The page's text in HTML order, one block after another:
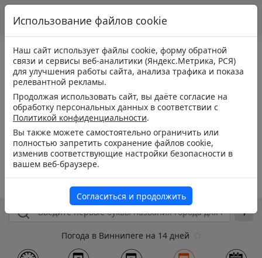
Погода в Виннипеге на 14 дней
Использование файлов cookie
Наш сайт использует файлы cookie, форму обратной
связи и сервисы веб-аналитики (Яндекс.Метрика, РСЯ)
для улучшения работы сайта, анализа трафика и показа
релевантной рекламы.
Продолжая использовать сайт, вы даёте согласие на
обработку персональных данных в соответствии с
Политикой конфиденциальности.
Вы также можете самостоятельно ограничить или
полностью запретить сохранение файлов cookie,
изменив соответствующие настройки безопасности в
вашем веб-браузере.
Согласиться и продолжить